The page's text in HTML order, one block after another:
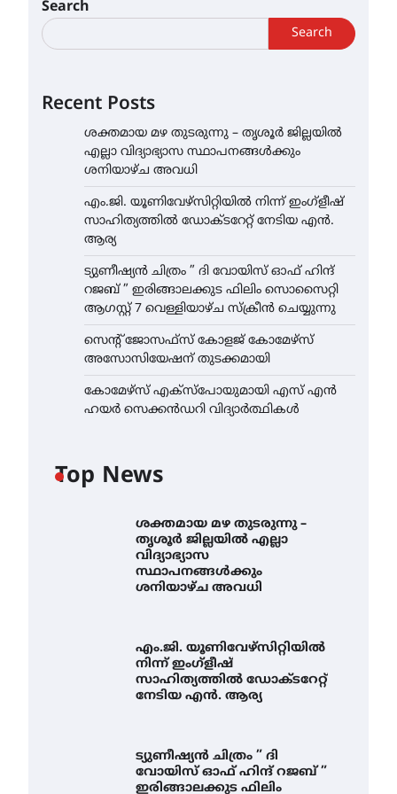
Search
Search
Recent Posts
ശക്തമായ മഴ തുടരുന്നു – തൃശൂർ ജില്ലയിൽ
എല്ലാ വിദ്യാഭ്യാസ സ്ഥാപനങ്ങൾക്കും
ശനിയാഴ്ച അവധി
എം.ജി. യൂണിവേഴ്‌സിറ്റിയിൽ നിന്ന് ഇംഗ്ളീഷ്
സാഹിത്യത്തിൽ ഡോക്ടറേറ്റ് നേടിയ എൻ.
ആര്യ
ട്യുണീഷ്യൻ ചിത്രം ” ദി വോയിസ് ഓഫ് ഹിന്ദ്
റജബ് ” ഇരിങ്ങാലക്കുട ഫിലിം സൊസൈറ്റി
ആഗസ്റ്റ് 7 വെള്ളിയാഴ്ച സ്‌ക്രീൻ ചെയ്യുന്നു
സെന്റ് ജോസഫ്സ് കോളജ് കോമേഴ്‌സ്
അസോസിയേഷന് തുടക്കമായി
കോമേഴ്സ് എക്സ്പോയുമായി എസ് എൻ
ഹയർ സെക്കൻഡറി വിദ്യാർത്ഥികൾ
Top News
ശക്തമായ മഴ തുടരുന്നു –
തൃശൂർ ജില്ലയിൽ എല്ലാ
വിദ്യാഭ്യാസ
സ്ഥാപനങ്ങൾക്കും
ശനിയാഴ്ച അവധി
എം.ജി. യൂണിവേഴ്‌സിറ്റിയിൽ
നിന്ന് ഇംഗ്ളീഷ്
സാഹിത്യത്തിൽ ഡോക്ടറേറ്റ്
നേടിയ എൻ. ആര്യ
ട്യുണീഷ്യൻ ചിത്രം ” ദി
വോയിസ് ഓഫ് ഹിന്ദ് റജബ് ”
ഇരിങ്ങാലക്കുട ഫിലിം